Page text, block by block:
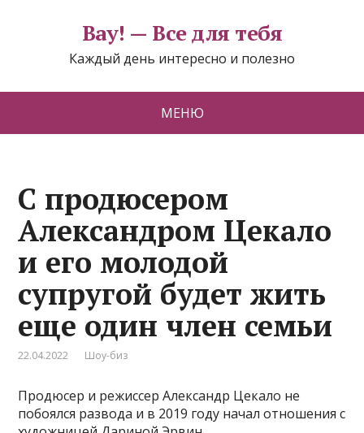
Вау! — Все для тебя
Каждый день интересно и полезно
МЕНЮ
С продюсером
Александром Цекало
и его молодой
супругой будет жить
еще один член семьи
22.04.2022 Шоу-биз
Продюсер и режиссер Александр Цекало не
побоялся развода и в 2019 году начал отношения с